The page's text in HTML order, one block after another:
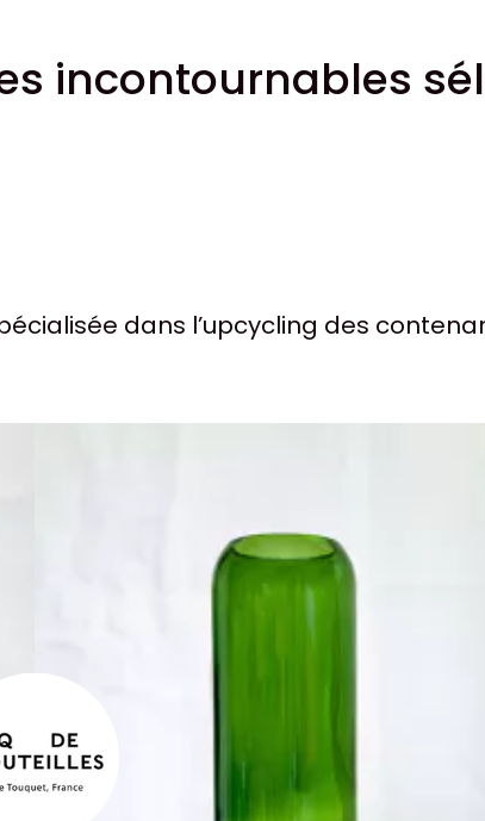
incontournables
dans l’upcycling des